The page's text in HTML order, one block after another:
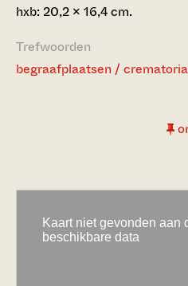
hxb: 20,2 x 16,4 cm.
Trefwoorden
begraafplaatsen / crematoria